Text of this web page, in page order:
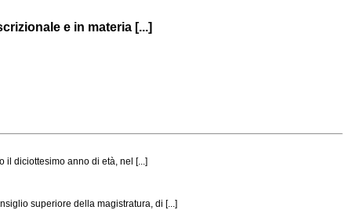
e in materia [...]
diciottesimo anno di età, nel [...]
superiore della magistratura, di [...]